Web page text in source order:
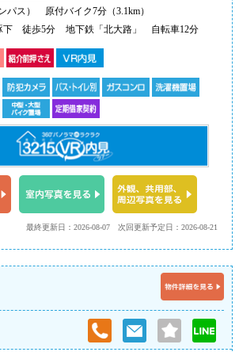
パス） 原付バイク7分（3.1km）
下 徒歩5分 地下鉄「北大路」 自転車12分
次回更新予定日：2026-08-21
最終更新日：2026-08-07